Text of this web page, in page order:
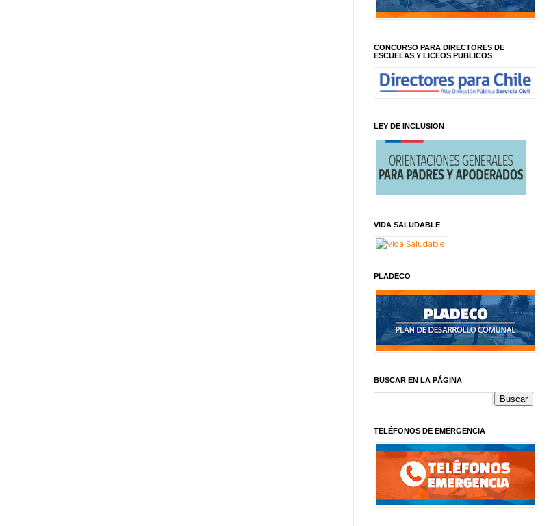
CONCURSO PARA DIRECTORES DE
ESCUELAS Y LICEOS PUBLICOS
LEY DE INCLUSION
VIDA SALUDABLE
PLADECO
BUSCAR EN LA PÁGINA
TELÉFONOS DE EMERGENCIA